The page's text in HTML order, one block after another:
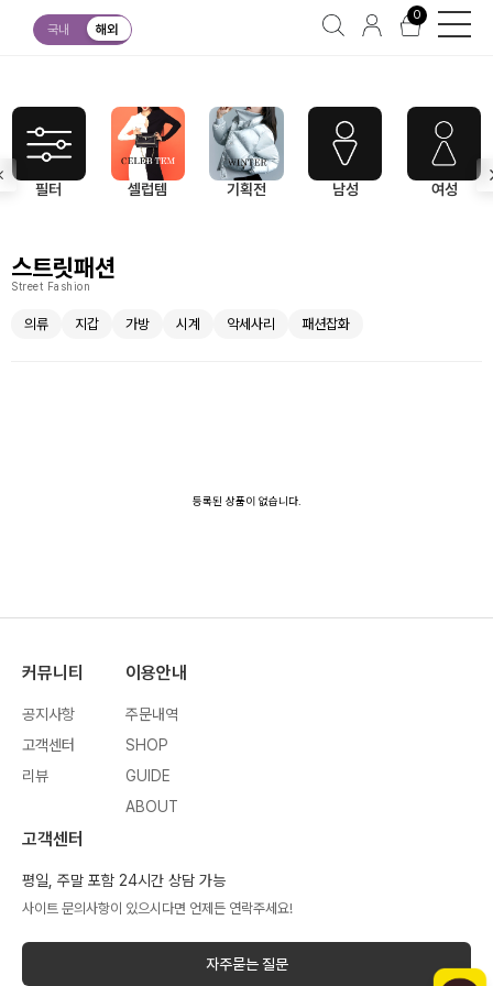
국내 해외
0
스트릿패션
필터 셀럽템 기획전 남성 여성
스트릿패션
Street Fashion
의류 지갑 가방 시계 악세사리 패션잡화
등록된 상품이 없습니다.
커뮤니티
공지사항
고객센터
리뷰
이용안내
주문내역
SHOP
GUIDE
ABOUT
고객센터
평일, 주말 포함 24시간 상담 가능
사이트 문의사항이 있으시다면 언제든 연락주세요!
자주묻는 질문